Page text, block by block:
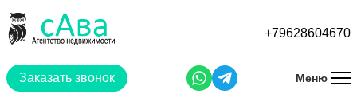
основному
Заказать звонок
+79628604670
Меню